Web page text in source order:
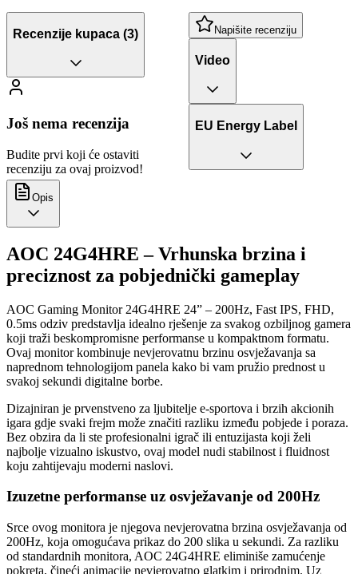
Recenzije kupaca (3)
Još nema recenzija
Budite prvi koji će ostaviti
recenziju za ovaj proizvod!
Napišite recenziju
Video
EU Energy Label
Opis
AOC 24G4HRE – Vrhunska brzina i
preciznost za pobjednički gameplay
AOC Gaming Monitor 24G4HRE 24” – 200Hz, Fast IPS, FHD,
0.5ms odziv predstavlja idealno rješenje za svakog ozbiljnog gamera
koji traži beskompromisne performanse u kompaktnom formatu.
Ovaj monitor kombinuje nevjerovatnu brzinu osvježavanja sa
naprednom tehnologijom panela kako bi vam pružio prednost u
svakoj sekundi digitalne borbe.
Dizajniran je prvenstveno za ljubitelje e-sportova i brzih akcionih
igara gdje svaki frejm može značiti razliku između pobjede i poraza.
Bez obzira da li ste profesionalni igrač ili entuzijasta koji želi
najbolje vizualno iskustvo, ovaj model nudi stabilnost i fluidnost
koju zahtijevaju moderni naslovi.
Izuzetne performanse uz osvježavanje od 200Hz
Srce ovog monitora je njegova nevjerovatna brzina osvježavanja od
200Hz, koja omogućava prikaz do 200 slika u sekundi. Za razliku
od standardnih monitora, AOC 24G4HRE eliminiše zamućenje
pokreta, čineći animacije nevjerovatno glatkim i prirodnim. Uz